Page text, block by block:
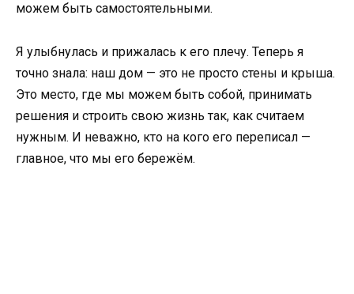
можем быть самостоятельными.
Я улыбнулась и прижалась к его плечу. Теперь я
точно знала: наш дом — это не просто стены и крыша.
Это место, где мы можем быть собой, принимать
решения и строить свою жизнь так, как считаем
нужным. И неважно, кто на кого его переписал —
главное, что мы его бережём.